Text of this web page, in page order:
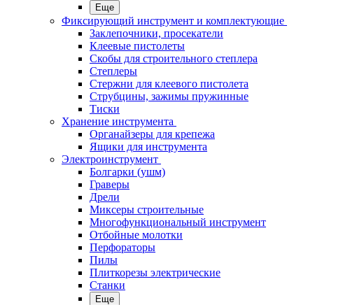
Еще
Фиксирующий инструмент и комплектующие
Заклепочники, просекатели
Клеевые пистолеты
Скобы для строительного степлера
Степлеры
Стержни для клеевого пистолета
Струбцины, зажимы пружинные
Тиски
Хранение инструмента
Органайзеры для крепежа
Ящики для инструмента
Электроинструмент
Болгарки (ушм)
Граверы
Дрели
Миксеры строительные
Многофункциональный инструмент
Отбойные молотки
Перфораторы
Пилы
Плиткорезы электрические
Станки
Еще